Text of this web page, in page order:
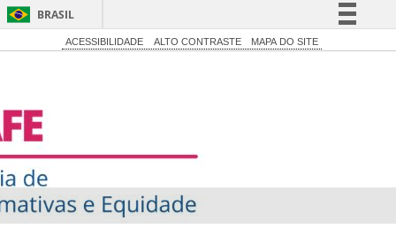
BRASIL
Simplifique!
ACESSIBILIDADE ALTO CONTRASTE MAPA DO SITE